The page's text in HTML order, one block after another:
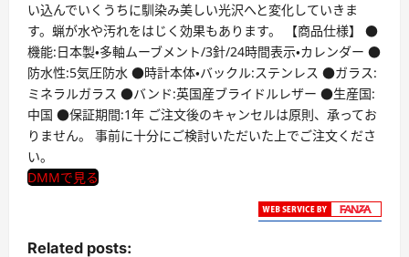
い込んでいくうちに馴染み美しい光沢へと変化していきま
す。蝋が水や汚れをはじく効果もあります。 【商品仕様】 ●
機能:日本製・多軸ムーブメント/3針/24時間表示・カレンダー ●
防水性:5気圧防水 ●時計本体・バックル:ステンレス ●ガラス:
ミネラルガラス ●バンド:英国産ブライドルレザー ●生産国:
中国 ●保証期間:1年 ご注文後のキャンセルは原則、承ってお
りません。 事前に十分にご検討いただいた上でご注文くださ
い。
DMMで見る
Related posts: